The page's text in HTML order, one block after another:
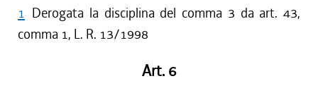
1 Derogata la disciplina del comma 3 da art. 43,
comma 1, L. R. 13/1998
Art. 6